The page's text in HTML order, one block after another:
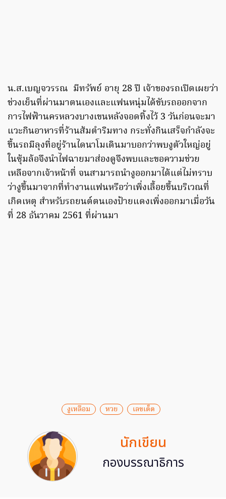
น.ส.เบญจวรรณ มีทรัพย์ อายุ 28 ปี เจ้าของรถเปิดเผยว่า
ช่วงเย็นที่ผ่านมาตนเองและแฟนหนุ่มได้ขับรถออกจาก
การไฟฟ้านครหลวงบางเขนหลังจอดทิ้งไว้ 3 วันก่อนจะมา
แวะกินอาหารที่ร้านส้มตำริมทาง กระทั่งกินเสร็จกำลังจะ
ขึ้นรถมีลุงที่อยู่ร้านไดนาโมเดินมาบอกว่าพบงูตัวใหญ่อยู่
ในซุ้มล้อจึงนำไฟฉายมาส่องดูจึงพบและขอความช่วย
เหลือจากเจ้าหน้าที่ จนสามารถนำงูออกมาได้แต่ไม่ทราบ
ว่างูขึ้นมาจากที่ทำงานแฟนหรือว่าเพิ่งเลื้อยขึ้นบริเวณที่
เกิดเหตุ สำหรับรถยนต์ตนเองป้ายแดงเพิ่งออกมาเมื่อวัน
ที่ 28 ธันวาคม 2561 ที่ผ่านมา
งูเหลือม หวย เลขเด็ด
นักเขียน
กองบรรณาธิการ